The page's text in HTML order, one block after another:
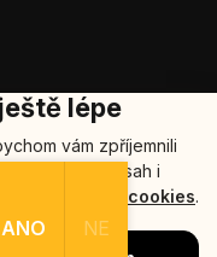
lépe
vám zpříjemnili
relevantní obsah i
Více o cookies.
práva vyhrazena.
Media
ANO NE